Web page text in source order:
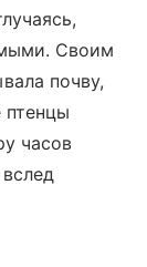
Своим
почву,
часов